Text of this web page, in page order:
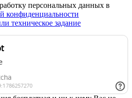
персональных данных в
конфиденциальности
техническое задание